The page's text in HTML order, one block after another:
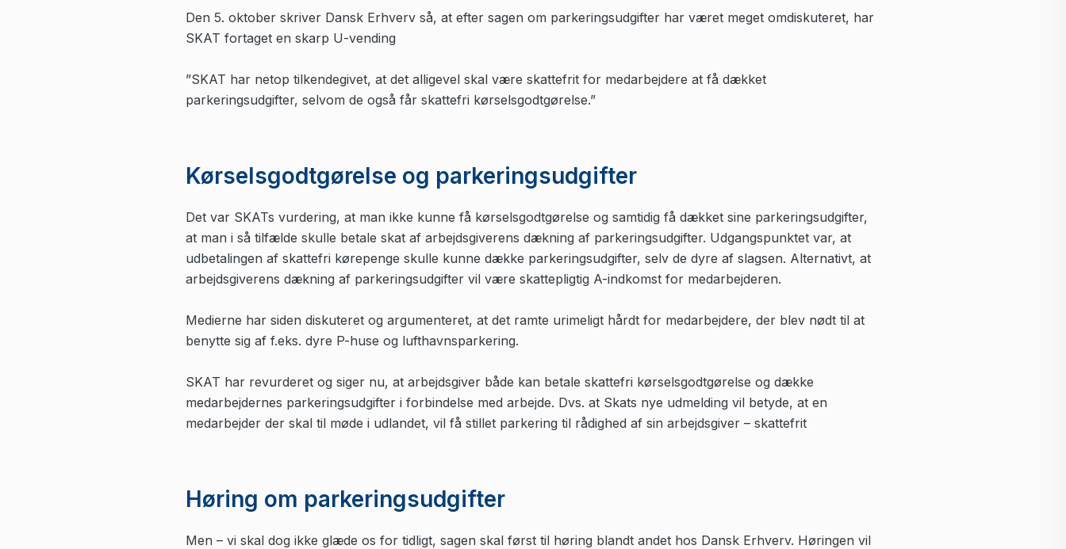
Den 5. oktober skriver Dansk Erhverv så, at efter sagen om parkeringsudgifter har været meget omdiskuteret, har
SKAT fortaget en skarp U-vending
”SKAT har netop tilkendegivet, at det alligevel skal være skattefrit for medarbejdere at få dækket
parkeringsudgifter, selvom de også får skattefri kørselsgodtgørelse.”
Kørselsgodtgørelse og parkeringsudgifter
Det var SKATs vurdering, at man ikke kunne få kørselsgodtgørelse og samtidig få dækket sine parkeringsudgifter,
at man i så tilfælde skulle betale skat af arbejdsgiverens dækning af parkeringsudgifter. Udgangspunktet var, at
udbetalingen af skattefri kørepenge skulle kunne dække parkeringsudgifter, selv de dyre af slagsen. Alternativt, at
arbejdsgiverens dækning af parkeringsudgifter vil være skattepligtig A-indkomst for medarbejderen.
Medierne har siden diskuteret og argumenteret, at det ramte urimeligt hårdt for medarbejdere, der blev nødt til at
benytte sig af f.eks. dyre P-huse og lufthavnsparkering.
SKAT har revurderet og siger nu, at arbejdsgiver både kan betale skattefri kørselsgodtgørelse og dække
medarbejdernes parkeringsudgifter i forbindelse med arbejde. Dvs. at Skats nye udmelding vil betyde, at en
medarbejder der skal til møde i udlandet, vil få stillet parkering til rådighed af sin arbejdsgiver – skattefrit
Høring om parkeringsudgifter
Men – vi skal dog ikke glæde os for tidligt, sagen skal først til høring blandt andet hos Dansk Erhverv. Høringen vil